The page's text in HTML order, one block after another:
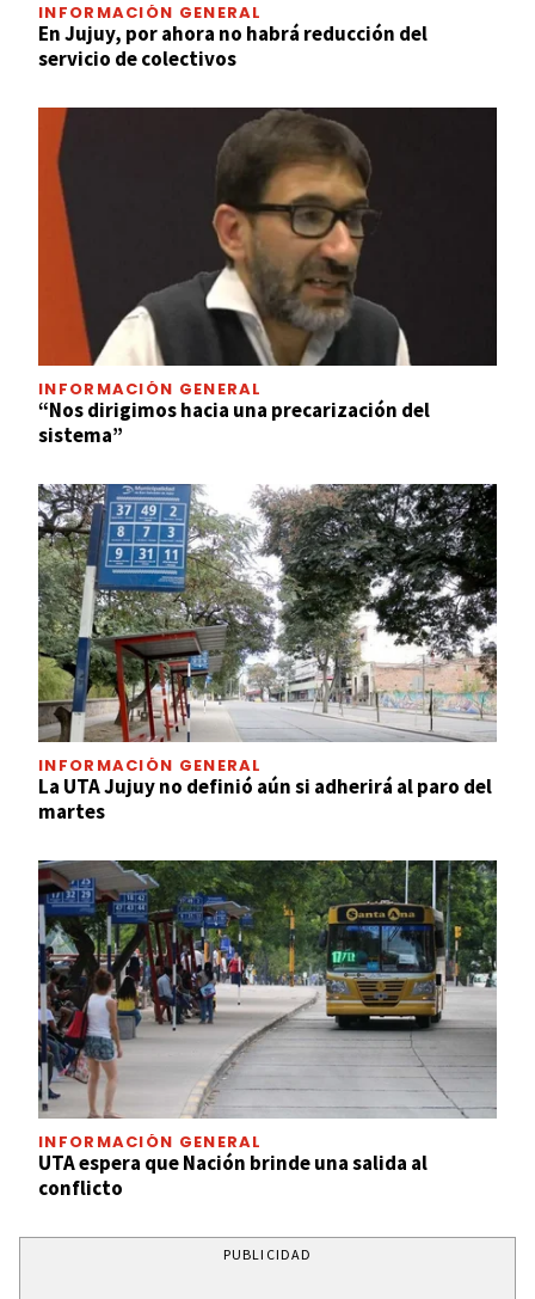
INFORMACIÓN GENERAL
En Jujuy, por ahora no habrá reducción del
servicio de colectivos
INFORMACIÓN GENERAL
“Nos dirigimos hacia una precarización del
sistema”
INFORMACIÓN GENERAL
La UTA Jujuy no definió aún si adherirá al paro del
martes
INFORMACIÓN GENERAL
UTA espera que Nación brinde una salida al
conflicto
PUBLICIDAD